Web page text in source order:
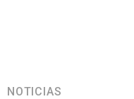
NOTICIAS